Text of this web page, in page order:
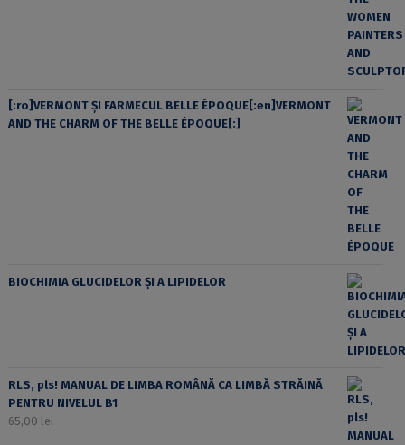
[:ro]VERMONT ȘI FARMECUL BELLE ÉPOQUE[:en]VERMONT
AND THE CHARM OF THE BELLE ÉPOQUE[:]
BIOCHIMIA GLUCIDELOR ȘI A LIPIDELOR
RLS, pls! MANUAL DE LIMBA ROMÂNĂ CA LIMBĂ STRĂINĂ
PENTRU NIVELUL B1
65,00 lei